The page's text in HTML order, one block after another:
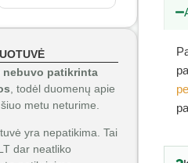
nebuvo patikrinta
, todėl duomenų apie
metu neturime.
yra nepatikima. Tai
dar neatliko